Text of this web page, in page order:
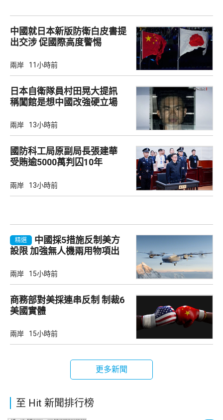
中國就日本新版防衛白皮書提
出交涉 促國際高度警惕
兩岸 11小時前
日本自衛隊員村田晃大提訊
稱闖館是想中國改強硬立場
兩岸 13小時前
國防科工局原副局長張建華
受賄逾5000萬判囚10年
兩岸 13小時前
精選
中國採5措施反制美方
設限 加強無人機兩用物項出
兩岸 15小時前
商務部對美採連串反制 制裁6
美國實體
兩岸 15小時前
更多新聞
至 Hit 新聞排行榜